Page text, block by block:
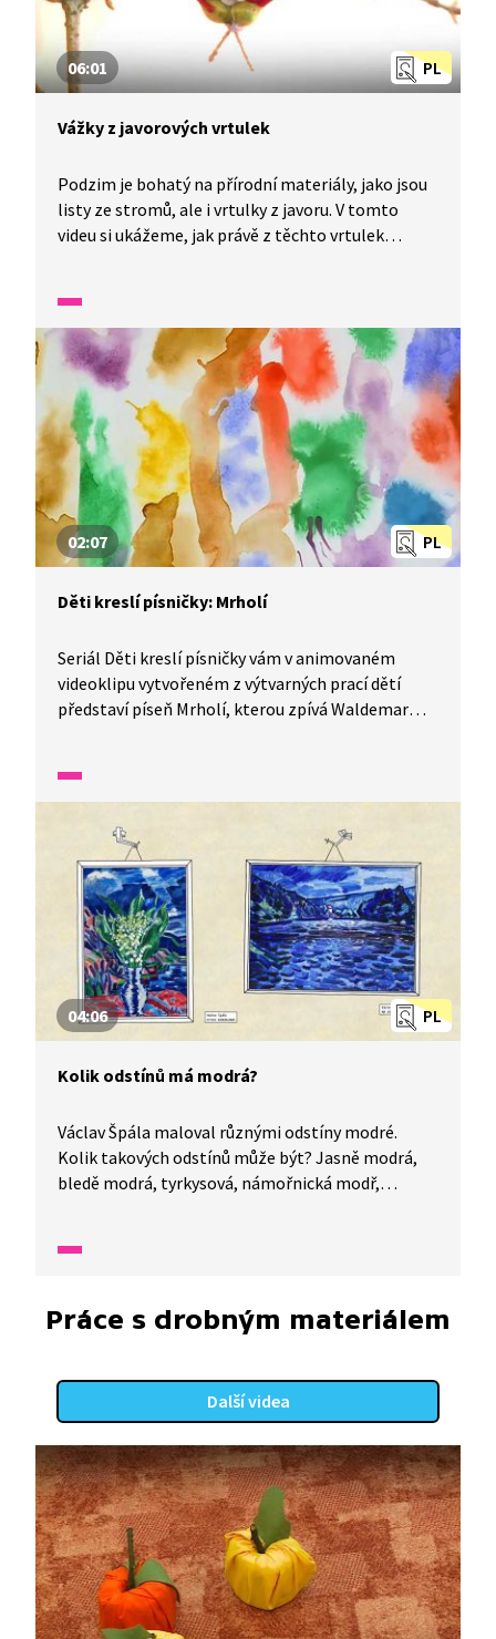
PL
06:01
Vážky z javorových vrtulek
Podzim je bohatý na přírodní materiály, jako jsou
listy ze stromů, ale i vrtulky z javoru. V tomto
videu si ukážeme, jak právě z těchto vrtulek
tenké klacíky a provázek nebo drátek na zavěšení.
Tak s chutí do toho!
PL
02:07
Děti kreslí písničky: Mrholí
Seriál Děti kreslí písničky vám v animovaném
videoklipu vytvořeném z výtvarných prací dětí
představí píseň Mrholí, kterou zpívá Waldemar
PL
04:06
Kolik odstínů má modrá?
Václav Špála maloval různými odstíny modré.
Kolik takových odstínů může být? Jasně modrá,
bledě modrá, tyrkysová, námořnická modř,
Podívejte se.
Práce s drobným materiálem
Další videa